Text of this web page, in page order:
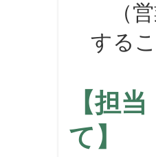
（営
する
【担
て】